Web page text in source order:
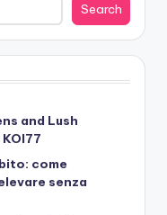
Search
and Lush
come
senza